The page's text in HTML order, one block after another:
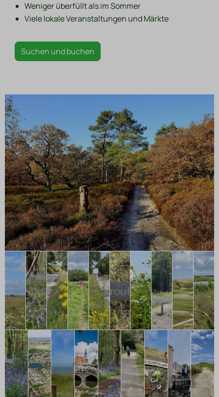
Weniger überfüllt als im Sommer
Viele lokale Veranstaltungen und Märkte
Suchen und buchen